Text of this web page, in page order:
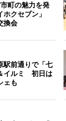
町の魅力を発
ホクセブン」
換会
駅前通りで「七
イルミ 初日は
ェも